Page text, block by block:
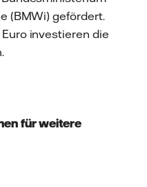
(BMWi) gefördert.
investieren die
für weitere